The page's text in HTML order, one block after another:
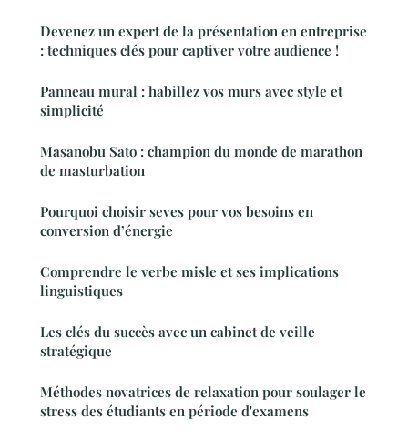
Devenez un expert de la présentation en entreprise
: techniques clés pour captiver votre audience !
Panneau mural : habillez vos murs avec style et
simplicité
Masanobu Sato : champion du monde de marathon
de masturbation
Pourquoi choisir seves pour vos besoins en
conversion d’énergie
Comprendre le verbe misle et ses implications
linguistiques
Les clés du succès avec un cabinet de veille
stratégique
Méthodes novatrices de relaxation pour soulager le
stress des étudiants en période d'examens